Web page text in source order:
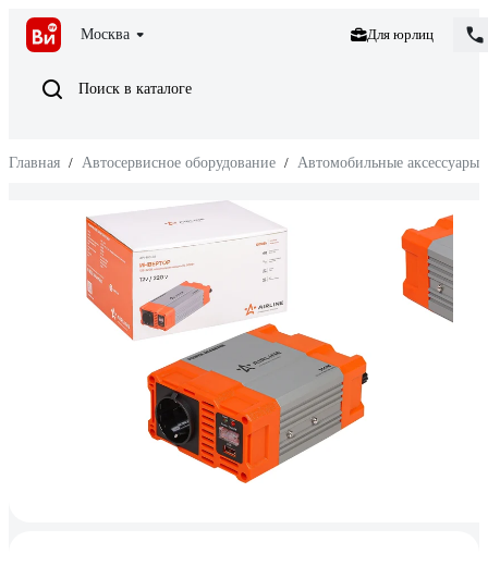
Москва Для юрлиц
Поиск в каталоге
Главная / Автосервисное оборудование / Автомобильные аксессуары